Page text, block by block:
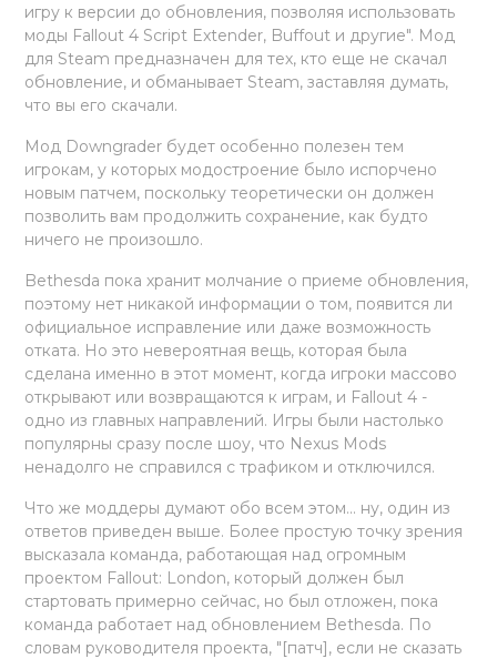
игру к версии до обновления, позволяя использовать
моды Fallout 4 Script Extender, Buffout и другие". Мод
для Steam предназначен для тех, кто еще не скачал
обновление, и обманывает Steam, заставляя думать,
что вы его скачали.
Мод Downgrader будет особенно полезен тем
игрокам, у которых модостроение было испорчено
новым патчем, поскольку теоретически он должен
позволить вам продолжить сохранение, как будто
ничего не произошло.
Bethesda пока хранит молчание о приеме обновления,
поэтому нет никакой информации о том, появится ли
официальное исправление или даже возможность
отката. Но это невероятная вещь, которая была
сделана именно в этот момент, когда игроки массово
открывают или возвращаются к играм, и Fallout 4 -
одно из главных направлений. Игры были настолько
популярны сразу после шоу, что Nexus Mods
ненадолго не справился с трафиком и отключился.
Что же моддеры думают обо всем этом... ну, один из
ответов приведен выше. Более простую точку зрения
высказала команда, работающая над огромным
проектом Fallout: London, который должен был
стартовать примерно сейчас, но был отложен, пока
команда работает над обновлением Bethesda. По
словам руководителя проекта, "[патч], если не сказать